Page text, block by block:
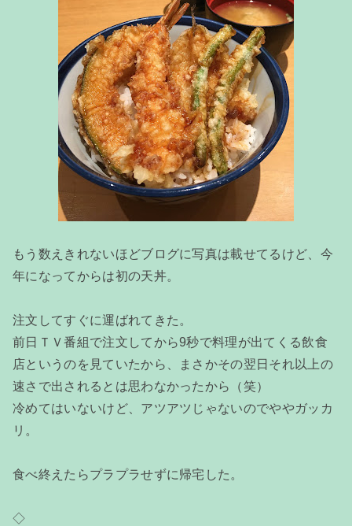
もう数えきれないほどブログに写真は載せてるけど、今
年になってからは初の天丼。
注文してすぐに運ばれてきた。
前日ＴＶ番組で注文してから9秒で料理が出てくる飲食
店というのを見ていたから、まさかその翌日それ以上の
速さで出されるとは思わなかったから（笑）
冷めてはいないけど、アツアツじゃないのでややガッカ
リ。
食べ終えたらプラプラせずに帰宅した。
◇